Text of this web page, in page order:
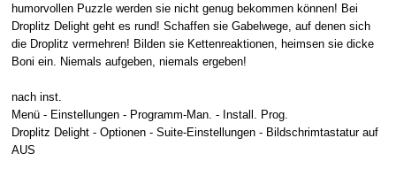
humorvollen Puzzle werden sie nicht genug bekommen können! Bei
Droplitz Delight geht es rund! Schaffen sie Gabelwege, auf denen sich
die Droplitz vermehren! Bilden sie Kettenreaktionen, heimsen sie dicke
Boni ein. Niemals aufgeben, niemals ergeben!
nach inst.
Menü - Einstellungen - Programm-Man. - Install. Prog.
Droplitz Delight - Optionen - Suite-Einstellungen - Bildschrimtastatur auf
AUS